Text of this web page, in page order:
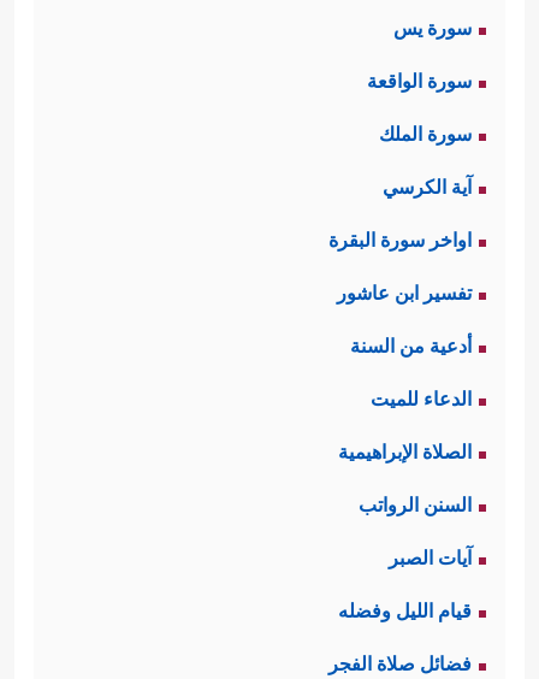
سورة يس
سورة الواقعة
سورة الملك
آية الكرسي
اواخر سورة البقرة
تفسير ابن عاشور
أدعية من السنة
الدعاء للميت
الصلاة الإبراهيمية
السنن الرواتب
آيات الصبر
قيام الليل وفضله
فضائل صلاة الفجر